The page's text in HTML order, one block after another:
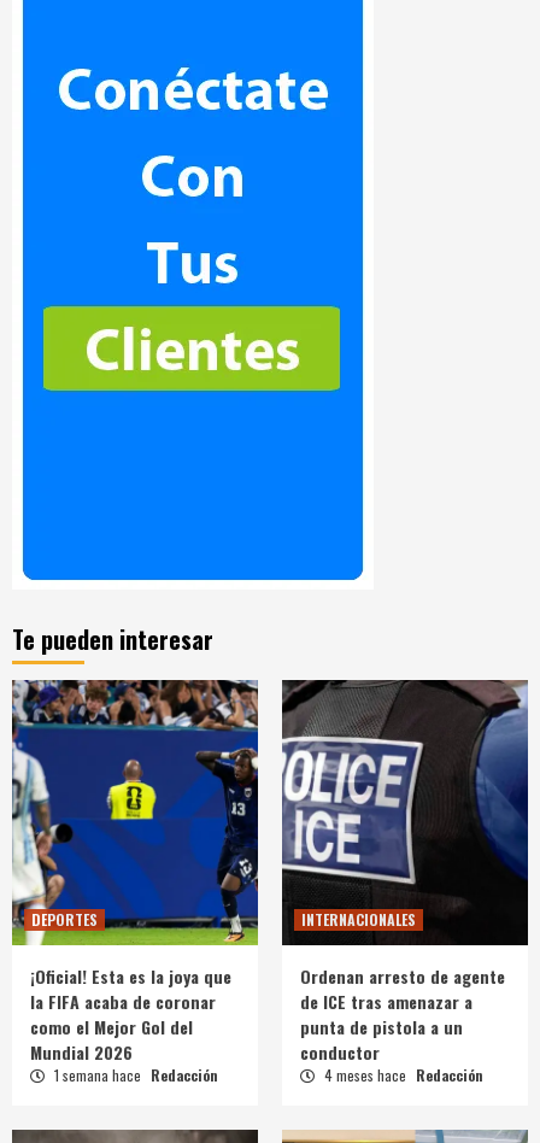
Te pueden interesar
DEPORTES
¡Oficial! Esta es la joya que
la FIFA acaba de coronar
como el Mejor Gol del
Mundial 2026
1 semana hace Redacción
INTERNACIONALES
Ordenan arresto de agente
de ICE tras amenazar a
punta de pistola a un
conductor
4 meses hace Redacción